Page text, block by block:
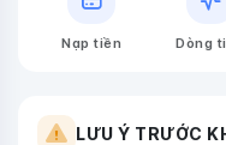
Nạp tiền Dòng
LƯU Ý TRƯỚC